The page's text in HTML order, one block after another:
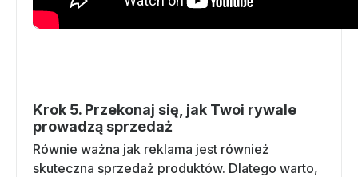
Krok 5. Przekonaj się, jak Twoi rywale
prowadzą sprzedaż
Równie ważna jak reklama jest również
skuteczna sprzedaż produktów. Dlatego warto,